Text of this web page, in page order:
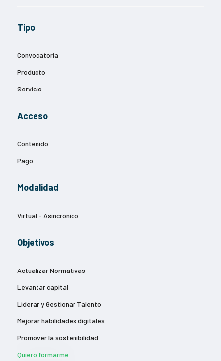
Tipo
Convocatoria
Producto
Servicio
Acceso
Contenido
Pago
Modalidad
Virtual - Asincrónico
Objetivos
Actualizar Normativas
Levantar capital
Liderar y Gestionar Talento
Mejorar habilidades digitales
Promover la sostenibilidad
Quiero formarme